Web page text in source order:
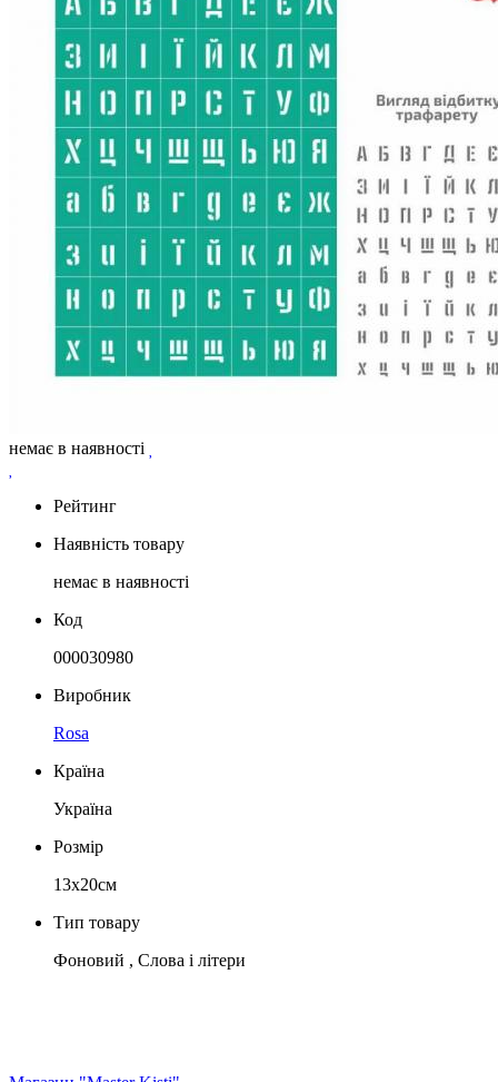
немає в наявності
Рейтинг
Наявність товару
немає в наявності
Код
000030980
Виробник
Rosa
Країна
Україна
Розмір
13х20см
Тип товару
Фоновий , Слова і літери